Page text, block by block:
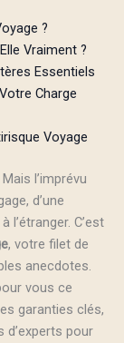
?
Vraiment ?
Essentiels
Charge
Voyage
l’imprévu
d’une
l’étranger. C’est
, votre filet de
anecdotes.
vous ce
garanties clés,
d’experts pour